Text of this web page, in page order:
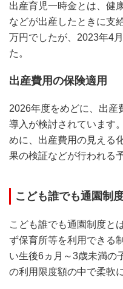
出産育児一時金とは、健
などが出産したときに支
万円でしたが、2023年4
た。
出産費用の保険適用
2026年度をめどに、出産
導入が検討されています
めに、出産費用の見える
果の検証などが行われる
こども誰でも通園制
こども誰でも通園制度と
ず保育所等を利用できる
い生後6ヵ月～3歳未満の
の利用限度額の中で柔軟